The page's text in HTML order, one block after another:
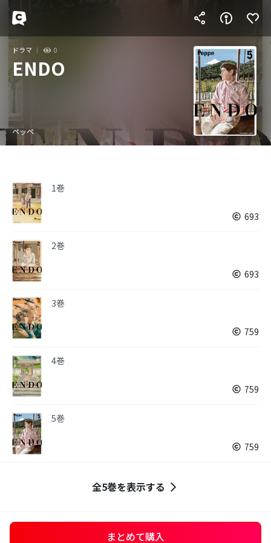
ドラマ 0
ENDO
ペッペ
1巻
693
2巻
693
3巻
759
4巻
759
5巻
759
全5巻を表示する
まとめて購入